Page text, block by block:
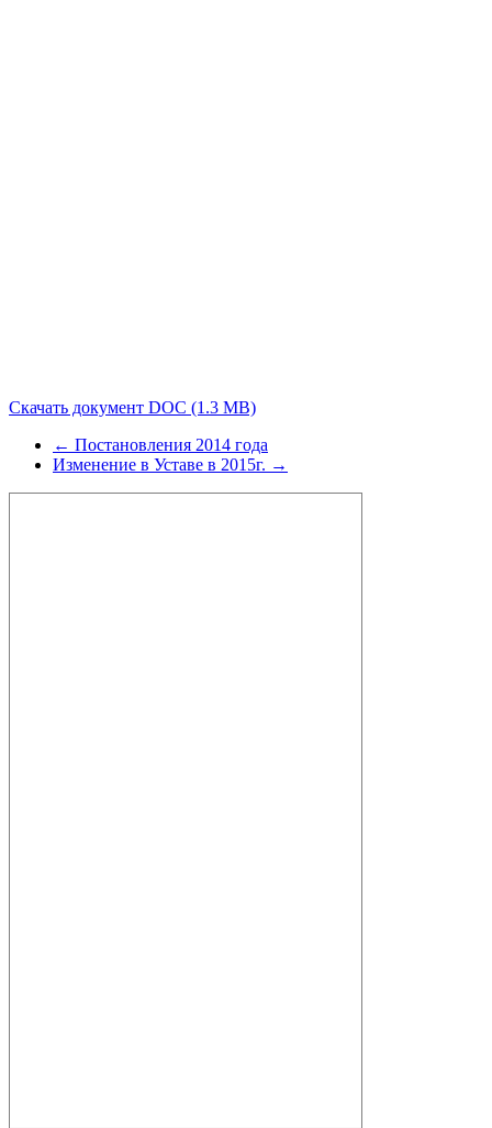
Скачать документ DOC (1.3 MB)
← Постановления 2014 года
Изменение в Уставе в 2015г. →